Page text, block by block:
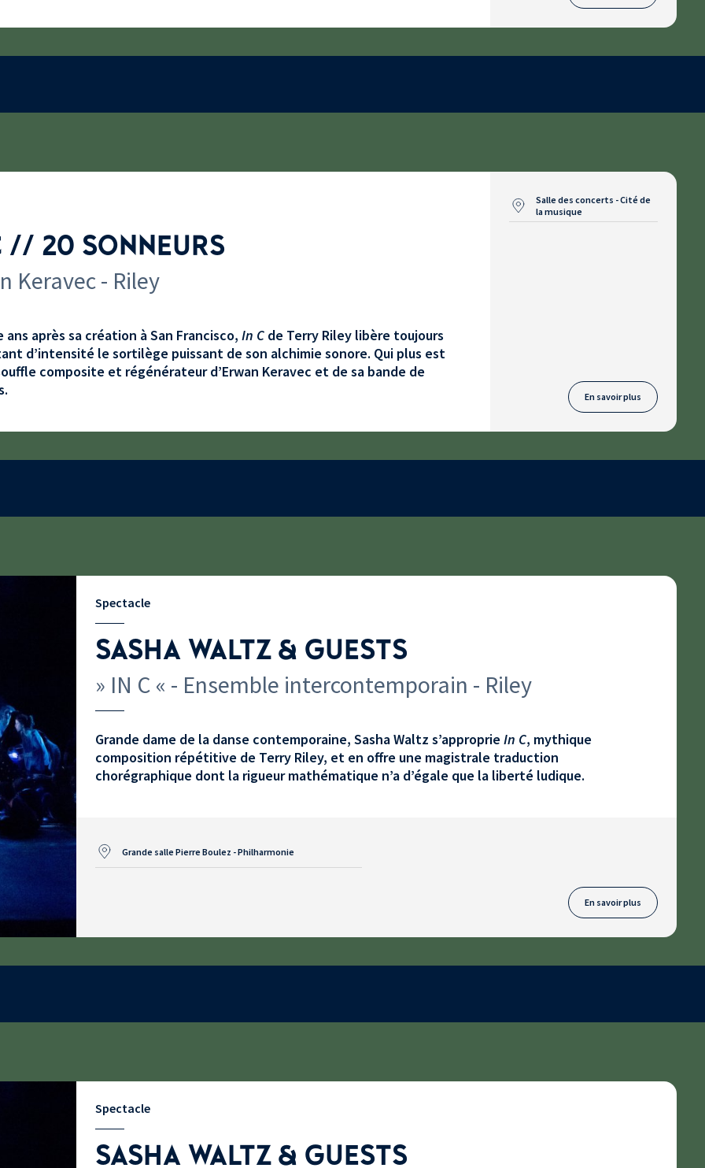
// 20 SONNEURS
Keravec - Riley
ans après sa création à San Francisco, In C de Terry Riley libère toujours
d’intensité le sortilège puissant de son alchimie sonore. Qui plus est
composite et régénérateur d’Erwan Keravec et de sa bande de
Salle des concerts - Cité de
la musique
En savoir plus
Spectacle
SASHA WALTZ & GUESTS
» IN C « - Ensemble intercontemporain - Riley
Grande dame de la danse contemporaine, Sasha Waltz s’approprie In C, mythique
composition répétitive de Terry Riley, et en offre une magistrale traduction
chorégraphique dont la rigueur mathématique n’a d’égale que la liberté ludique.
Grande salle Pierre Boulez - Philharmonie
En savoir plus
Spectacle
SASHA WALTZ & GUESTS